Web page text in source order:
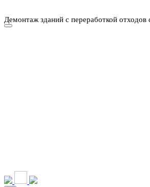
Демонтаж зданий с переработкой отходов